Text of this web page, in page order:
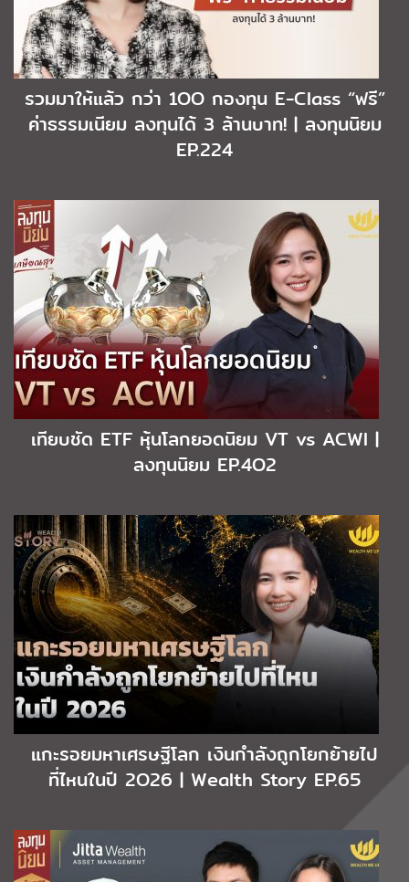
รวมมาให้แล้ว กว่า 1OO กองทุน E-Class “ฟรี”
ค่าธรรมเนียม ลงทุนได้ 3 ล้านบาท! | ลงทุนนิยม
EP.224
เทียบชัด ETF หุ้นโลกยอดนิยม VT vs ACWI |
ลงทุนนิยม EP.4O2
แกะรอยมหาเศรษฐีโลก เงินกำลังถูกโยกย้ายไป
ที่ไหนในปี 2O26 | Wealth Story EP.65